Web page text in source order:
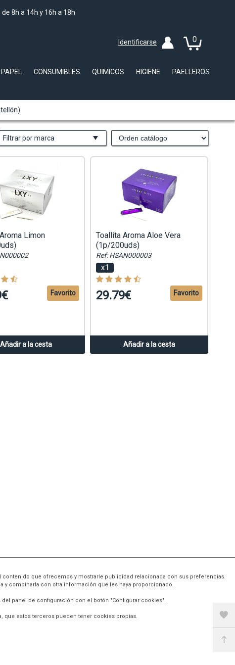
de 8h a 14h y 16h a 18h
0
Identificarse
CONSUMIBLES QUIMICOS HIGIENE PAELLEROS
Filtrar por marca
Limon
Añadir a la cesta
Favorito
Toallita Aroma Aloe Vera
(1p/200uds)
Ref: HSAN000003
x1
29.79€
Añadir a la cesta
Favorito
POLÍTICAS
contenido que ofrecemos y mostrarle publicidad relacionada con sus preferencias.
combinarla con otra información que les haya proporcionado.
panel de configuración con el botón "Configurar cookies".
que estos terceros pueden tener cookies propias.